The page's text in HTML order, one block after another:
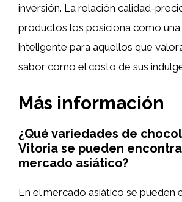
inversión. La relación calidad-
productos los posiciona como
inteligente para aquellos que
sabor como el costo de sus
Más información
¿Qué variedades de
Vitoria se pueden
mercado asiático?
En el mercado asiático se pueden